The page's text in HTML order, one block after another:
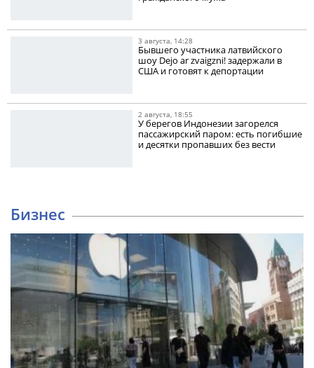
3 августа, 14:28
Бывшего участника латвийского
шоу Dejo ar zvaigzni! задержали в
США и готовят к депортации
2 августа, 18:55
У берегов Индонезии загорелся
пассажирский паром: есть погибшие
и десятки пропавших без вести
Бизнес